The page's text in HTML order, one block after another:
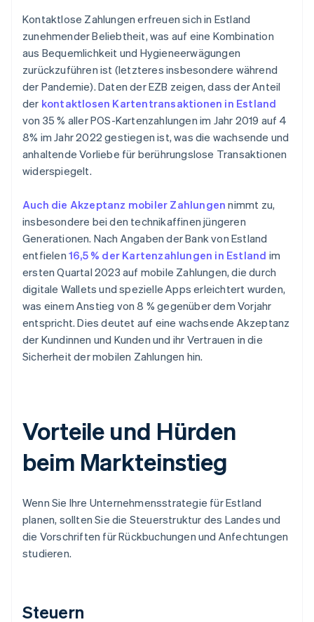
Kontaktlose Zahlungen erfreuen sich in Estland
zunehmender Beliebtheit, was auf eine Kombination
aus Bequemlichkeit und Hygieneerwägungen
zurückzuführen ist (letzteres insbesondere während
der Pandemie). Daten der EZB zeigen, dass der Anteil
der kontaktlosen Kartentransaktionen in Estland
von 35 % aller POS-Kartenzahlungen im Jahr 2019 auf 4
8% im Jahr 2022 gestiegen ist, was die wachsende und
anhaltende Vorliebe für berührungslose Transaktionen
widerspiegelt.
Auch die Akzeptanz mobiler Zahlungen nimmt zu,
insbesondere bei den technikaffinen jüngeren
Generationen. Nach Angaben der Bank von Estland
entfielen 16,5 % der Kartenzahlungen in Estland im
ersten Quartal 2023 auf mobile Zahlungen, die durch
digitale Wallets und spezielle Apps erleichtert wurden,
was einem Anstieg von 8 % gegenüber dem Vorjahr
entspricht. Dies deutet auf eine wachsende Akzeptanz
der Kundinnen und Kunden und ihr Vertrauen in die
Sicherheit der mobilen Zahlungen hin.
Vorteile und Hürden
beim Markteinstieg
Wenn Sie Ihre Unternehmensstrategie für Estland
planen, sollten Sie die Steuerstruktur des Landes und
die Vorschriften für Rückbuchungen und Anfechtungen
studieren.
Steuern